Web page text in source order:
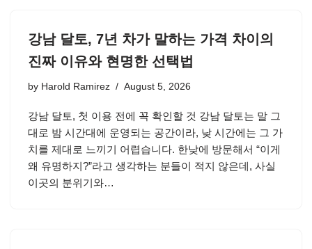
강남 달토, 7년 차가 말하는 가격 차이의
진짜 이유와 현명한 선택법
by Harold Ramirez August 5, 2026
강남 달토, 첫 이용 전에 꼭 확인할 것 강남 달토는 말 그
대로 밤 시간대에 운영되는 공간이라, 낮 시간에는 그 가
치를 제대로 느끼기 어렵습니다. 한낮에 방문해서 “이게
왜 유명하지?”라고 생각하는 분들이 적지 않은데, 사실
이곳의 분위기와…